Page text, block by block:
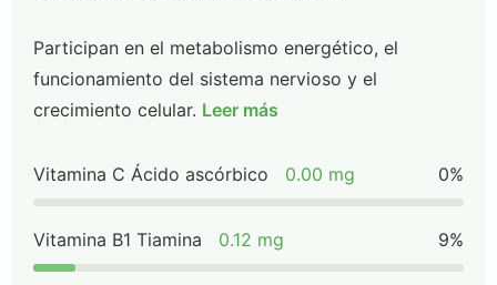
Participan en el metabolismo energético, el
funcionamiento del sistema nervioso y el
crecimiento celular. Leer más
Vitamina C Ácido ascórbico 0.00 mg 0%
Vitamina B1 Tiamina 0.12 mg 9%